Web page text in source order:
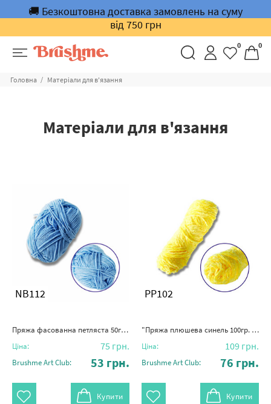
🚚 Безкоштовна доставка замовлень на суму
від 750 грн
0 0
Головна Матеріали для в'язання
Матеріали для в'язання
NB112
Пряжа фасованна петляста 50гр. (80% бавовни+ 20% молочна клітковина) світло-синій
Ціна: 75 грн.
Brushme Art Club: 53 грн.
Купити
PP102
"Пряжа плюшева синель 100гр. (100% поліестер)" яскраво-жовтий
Ціна: 109 грн.
Brushme Art Club: 76 грн.
Купити